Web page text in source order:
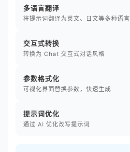
多语言翻译
将提示词翻译为英文、日文等多种语言
交互式转换
转换为 Chat 交互式对话风格
参数格式化
可视化界面替换参数，快速生成
提示词优化
通过 AI 优化改写提示词